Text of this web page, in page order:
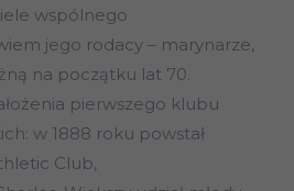
wspólnego
jego rodacy – marynarze,
na początku lat 70.
pierwszego klubu
w 1888 roku powstał
Club,